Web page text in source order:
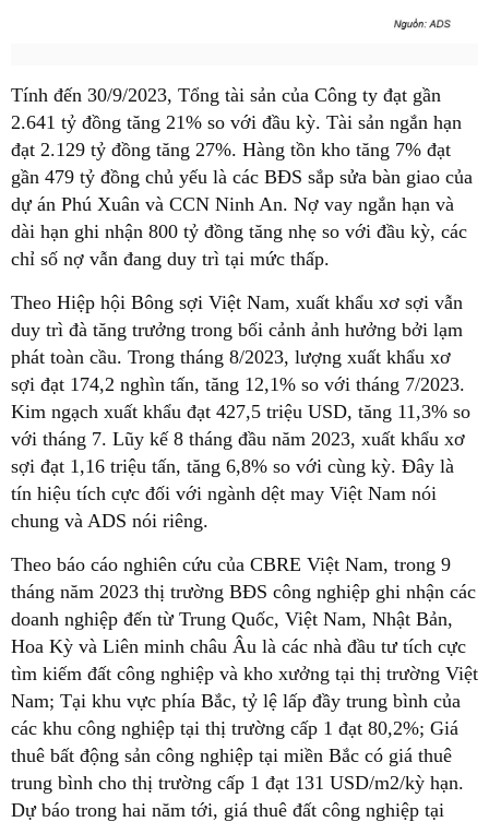
Tính đến 30/9/2023, Tổng tài sản của Công ty đạt gần
2.641 tỷ đồng tăng 21% so với đầu kỳ. Tài sản ngắn hạn
đạt 2.129 tỷ đồng tăng 27%. Hàng tồn kho tăng 7% đạt
gần 479 tỷ đồng chủ yếu là các BĐS sắp sửa bàn giao của
dự án Phú Xuân và CCN Ninh An. Nợ vay ngắn hạn và
dài hạn ghi nhận 800 tỷ đồng tăng nhẹ so với đầu kỳ, các
chỉ số nợ vẫn đang duy trì tại mức thấp.
Theo Hiệp hội Bông sợi Việt Nam, xuất khẩu xơ sợi vẫn
duy trì đà tăng trưởng trong bối cảnh ảnh hưởng bởi lạm
phát toàn cầu. Trong tháng 8/2023, lượng xuất khẩu xơ
sợi đạt 174,2 nghìn tấn, tăng 12,1% so với tháng 7/2023.
Kim ngạch xuất khẩu đạt 427,5 triệu USD, tăng 11,3% so
với tháng 7. Lũy kế 8 tháng đầu năm 2023, xuất khẩu xơ
sợi đạt 1,16 triệu tấn, tăng 6,8% so với cùng kỳ. Đây là
tín hiệu tích cực đối với ngành dệt may Việt Nam nói
chung và ADS nói riêng.
Theo báo cáo nghiên cứu của CBRE Việt Nam, trong 9
tháng năm 2023 thị trường BĐS công nghiệp ghi nhận các
doanh nghiệp đến từ Trung Quốc, Việt Nam, Nhật Bản,
Hoa Kỳ và Liên minh châu Âu là các nhà đầu tư tích cực
tìm kiếm đất công nghiệp và kho xưởng tại thị trường Việt
Nam; Tại khu vực phía Bắc, tỷ lệ lấp đầy trung bình của
các khu công nghiệp tại thị trường cấp 1 đạt 80,2%; Giá
thuê bất động sản công nghiệp tại miền Bắc có giá thuê
trung bình cho thị trường cấp 1 đạt 131 USD/m2/kỳ hạn.
Dự báo trong hai năm tới, giá thuê đất công nghiệp tại